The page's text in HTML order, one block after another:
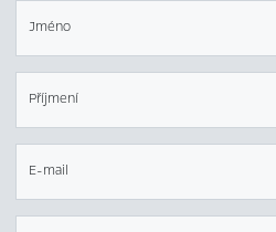
Jméno
Příjmení
E-mail